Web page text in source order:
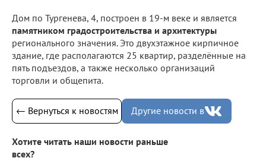
Дом по Тургенева, 4, построен в 19-м веке и является
памятником градостроительства и архитектуры
регионального значения. Это двухэтажное кирпичное
здание, где располагаются 25 квартир, разделённые на
пять подъездов, а также несколько организаций
торговли и общепита.
← Вернуться к новостям Другие новости в
Хотите читать наши новости раньше
всех?